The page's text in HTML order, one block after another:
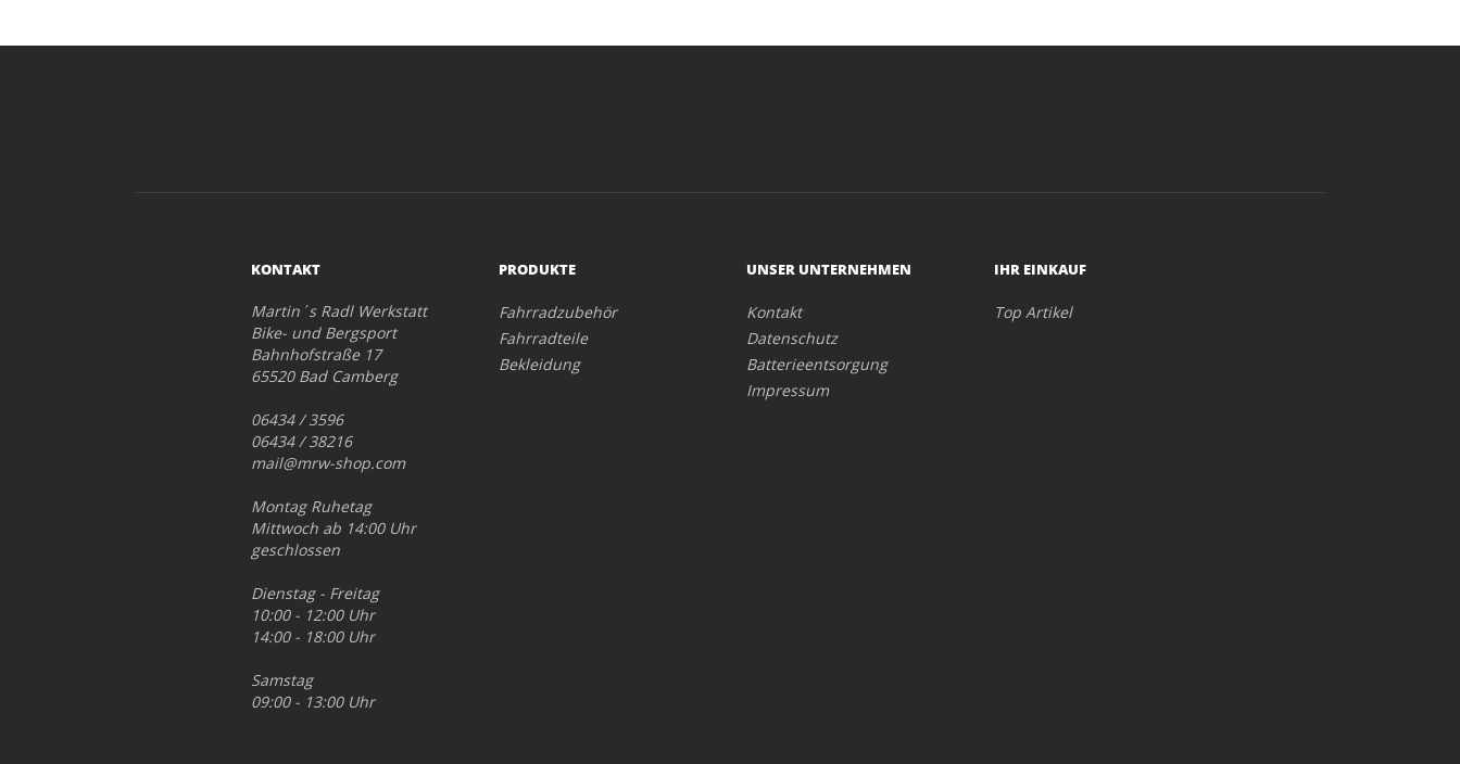
KONTAKT
Martin´s Radl Werkstatt
Bike- und Bergsport
Bahnhofstraße 17
65520 Bad Camberg
06434 / 3596
06434 / 38216
mail@mrw-shop.com
Montag Ruhetag
Mittwoch ab 14:00 Uhr
geschlossen
Dienstag - Freitag
10:00 - 12:00 Uhr
14:00 - 18:00 Uhr
Samstag
09:00 - 13:00 Uhr
PRODUKTE
Fahrradzubehör
Fahrradteile
Bekleidung
UNSER UNTERNEHMEN
Kontakt
Datenschutz
Batterieentsorgung
Impressum
IHR EINKAUF
Top Artikel